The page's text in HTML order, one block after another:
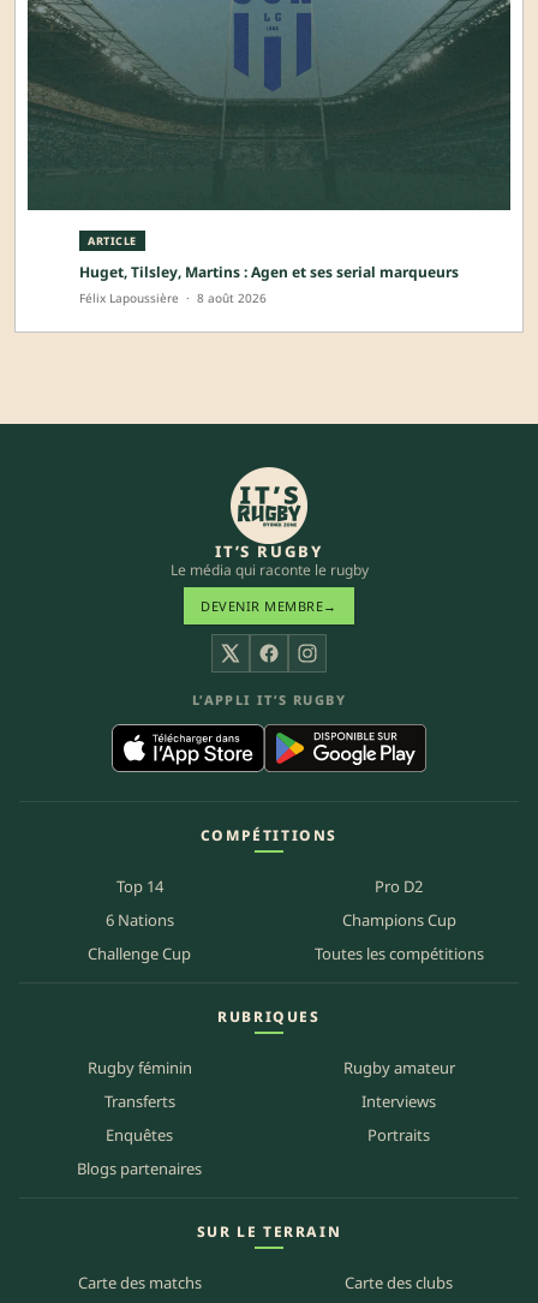
ARTICLE
Huget, Tilsley, Martins : Agen et ses serial marqueurs
Félix Lapoussière · 8 août 2026
IT’S RUGBY
Le média qui raconte le rugby
DEVENIR MEMBRE→
X FacebookInstagram
L’APPLI IT’S RUGBY
COMPÉTITIONS
Top 14
Pro D2
6 Nations
Champions Cup
Challenge Cup
Toutes les compétitions
RUBRIQUES
Rugby féminin
Rugby amateur
Transferts
Interviews
Enquêtes
Portraits
Blogs partenaires
SUR LE TERRAIN
Carte des matchs Carte des clubs